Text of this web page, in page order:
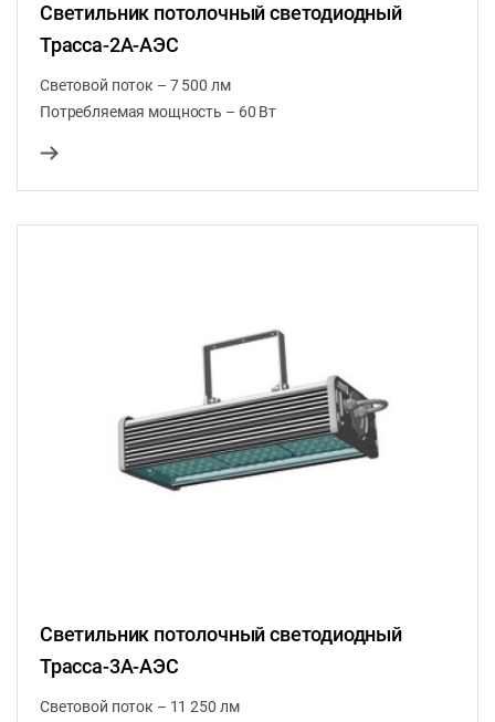
Светильник потолочный светодиодный
Трасса-2A-АЭС
Световой поток – 7 500 лм
Потребляемая мощность – 60 Вт
Светильник потолочный светодиодный
Трасса-3A-АЭС
Световой поток – 11 250 лм